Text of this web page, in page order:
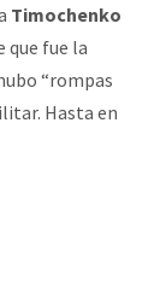
Timochenko
que fue la
“rompas
Hasta en